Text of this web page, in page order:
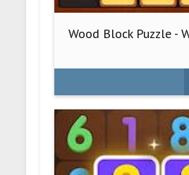
Wood Block Puzzle -